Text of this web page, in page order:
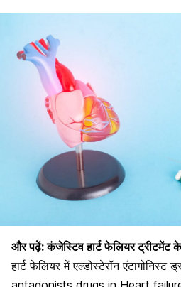
और पढ़ें:कंजेस्टिव हार्ट फेलियर ट्रीटमेंट
हार्ट फेलियर में एल्डोस्टेरॉन